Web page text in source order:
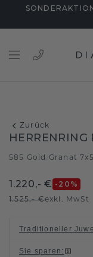
Zurück
HERRENRING
585 Gold Granat
1.220,- € -20 %
1.525,- €exkl. MwSt
Traditioneller
Sie sparen :